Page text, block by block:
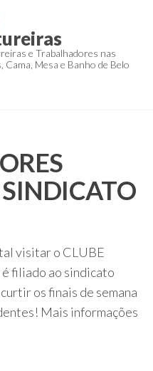
e Trabalhadores nas
Mesa e Banho de Belo
visitar o CLUBE
é filiado ao sindicato
os finais de semana
Mais informações